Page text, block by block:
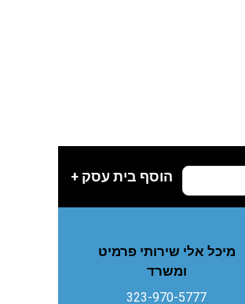
הוסף בית עסק +
מיכל אלי שירותי פרמיט
ומשרד
323-970-5777